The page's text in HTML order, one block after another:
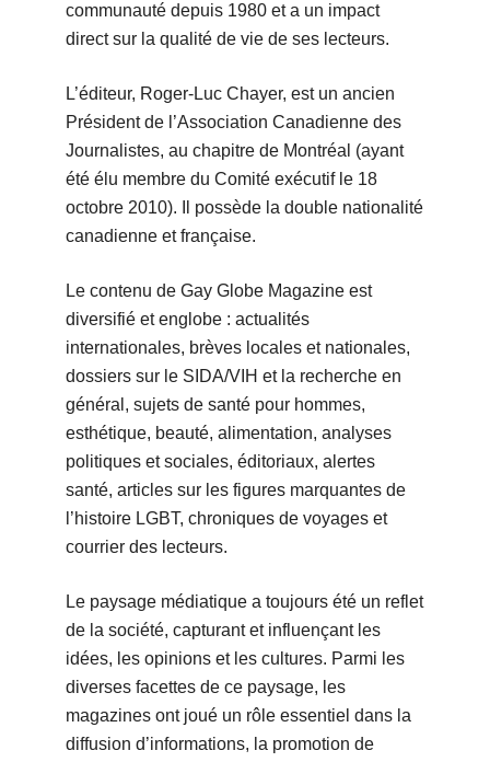
communauté depuis 1980 et a un impact
direct sur la qualité de vie de ses lecteurs.
L’éditeur, Roger-Luc Chayer, est un ancien
Président de l’Association Canadienne des
Journalistes, au chapitre de Montréal (ayant
été élu membre du Comité exécutif le 18
octobre 2010). Il possède la double nationalité
canadienne et française.
Le contenu de Gay Globe Magazine est
diversifié et englobe : actualités
internationales, brèves locales et nationales,
dossiers sur le SIDA/VIH et la recherche en
général, sujets de santé pour hommes,
esthétique, beauté, alimentation, analyses
politiques et sociales, éditoriaux, alertes
santé, articles sur les figures marquantes de
l’histoire LGBT, chroniques de voyages et
courrier des lecteurs.
Le paysage médiatique a toujours été un reflet
de la société, capturant et influençant les
idées, les opinions et les cultures. Parmi les
diverses facettes de ce paysage, les
magazines ont joué un rôle essentiel dans la
diffusion d’informations, la promotion de